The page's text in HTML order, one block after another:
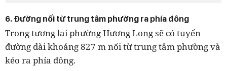
6. Đường nối từ trung tâm phường ra phía đông
Trong tương lai phường Hương Long sẽ có tuyến
đường dài khoảng 827 m nối từ trung tâm phường và
kéo ra phía đông.